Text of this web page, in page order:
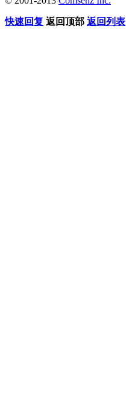
快速回复 返回顶部 返回列表